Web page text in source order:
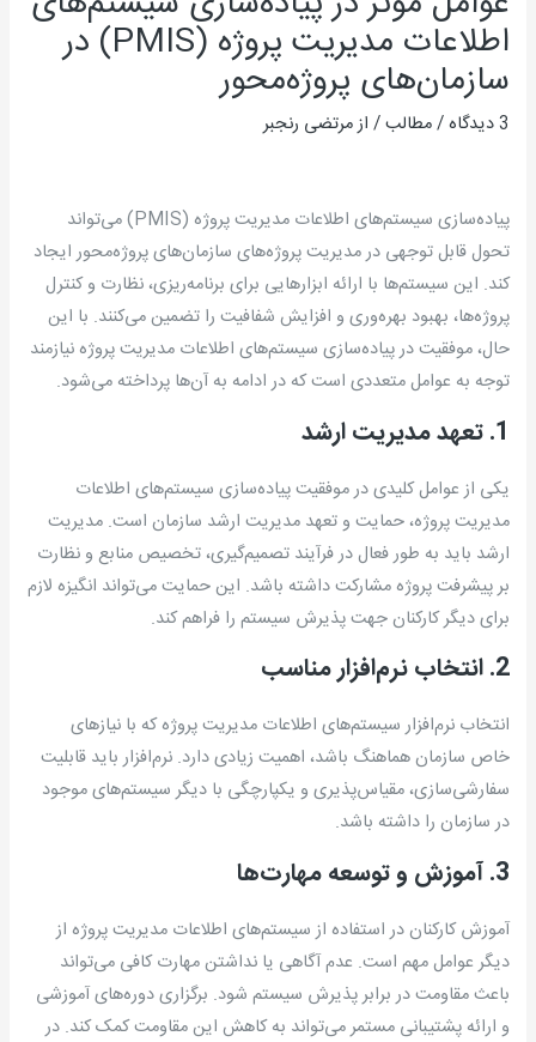
اطلاعات مدیریت پروژه (PMIS) در
سازمان‌های پروژه‌محور
3 دیدگاه /مطالب/ ازمرتضی رنجبر
پیاده‌سازی سیستم‌های اطلاعات مدیریت پروژه (PMIS) می‌تواند
تحول قابل توجهی در مدیریت پروژه‌های سازمان‌های پروژه‌محور ایجاد
کند. این سیستم‌ها با ارائه ابزارهایی برای برنامه‌ریزی، نظارت و کنترل
پروژه‌ها، بهبود بهره‌وری و افزایش شفافیت را تضمین می‌کنند. با این
حال، موفقیت در پیاده‌سازی سیستم‌های اطلاعات مدیریت پروژه نیازمند
توجه به عوامل متعددی است که در ادامه به آن‌ها پرداخته می‌شود.
1. تعهد مدیریت ارشد
یکی از عوامل کلیدی در موفقیت پیاده‌سازی سیستم‌های اطلاعات
مدیریت پروژه، حمایت و تعهد مدیریت ارشد سازمان است. مدیریت
ارشد باید به طور فعال در فرآیند تصمیم‌گیری، تخصیص منابع و نظارت
بر پیشرفت پروژه مشارکت داشته باشد. این حمایت می‌تواند انگیزه لازم
برای دیگر کارکنان جهت پذیرش سیستم را فراهم کند.
2. انتخاب نرم‌افزار مناسب
انتخاب نرم‌افزار سیستم‌های اطلاعات مدیریت پروژه که با نیازهای
خاص سازمان هماهنگ باشد، اهمیت زیادی دارد. نرم‌افزار باید قابلیت
سفارشی‌سازی، مقیاس‌پذیری و یکپارچگی با دیگر سیستم‌های موجود
در سازمان را داشته باشد.
3. آموزش و توسعه مهارت‌ها
آموزش کارکنان در استفاده از سیستم‌های اطلاعات مدیریت پروژه از
دیگر عوامل مهم است. عدم آگاهی یا نداشتن مهارت کافی می‌تواند
باعث مقاومت در برابر پذیرش سیستم شود. برگزاری دوره‌های آموزشی
و ارائه پشتیبانی مستمر می‌تواند به کاهش این مقاومت کمک کند. در